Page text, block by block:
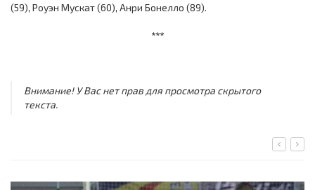
(59), Роуэн Мускат (60), Анри Бонелло (89).
***
Внимание! У Вас нет прав для просмотра скрытого
текста.